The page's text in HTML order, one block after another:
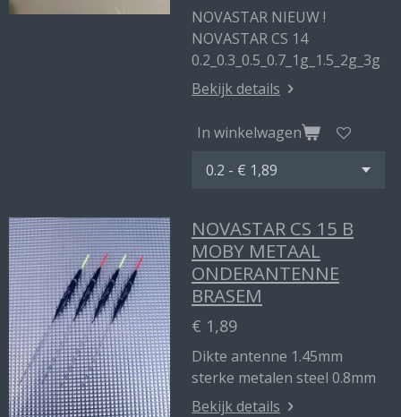
NOVASTAR NIEUW !
NOVASTAR CS 14
0.2_0.3_0.5_0.7_1g_1.5_2g_3g
Bekijk details
In winkelwagen
NOVASTAR CS 15 B
MOBY METAAL
ONDERANTENNE
BRASEM
€ 1,89
Dikte antenne 1.45mm
sterke metalen steel 0.8mm
Bekijk details